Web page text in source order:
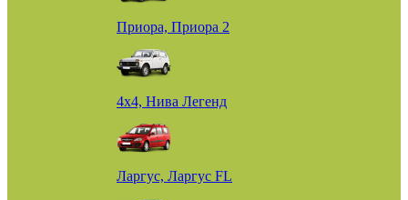
Приора, Приора 2
4х4, Нива Легенд
Ларгус, Ларгус FL